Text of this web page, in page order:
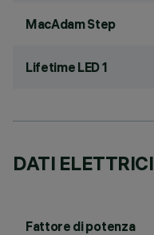
MacAdam Step
Lifetime LED 1
DATI ELETTRICI
Fattore di potenza